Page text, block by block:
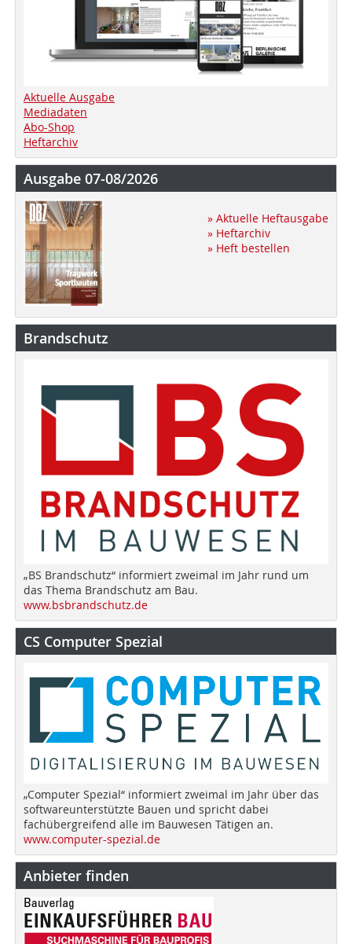
Aktuelle Ausgabe
Mediadaten
Abo-Shop
Heftarchiv
Ausgabe 07-08/2026
» Aktuelle Heftausgabe
» Heftarchiv
» Heft bestellen
Brandschutz
„BS Brandschutz“ informiert zweimal im Jahr rund um
das Thema Brandschutz am Bau.
www.bsbrandschutz.de
CS Computer Spezial
„Computer Spezial“ informiert zweimal im Jahr über das
softwareunterstützte Bauen und spricht dabei
fachübergreifend alle im Bauwesen Tätigen an.
www.computer-spezial.de
Anbieter finden